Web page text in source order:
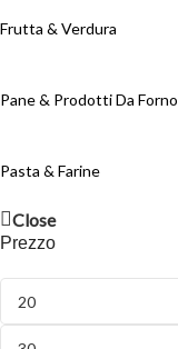
Frutta & Verdura
Pane & Prodotti Da Forno
Pasta & Farine
Close
Prezzo